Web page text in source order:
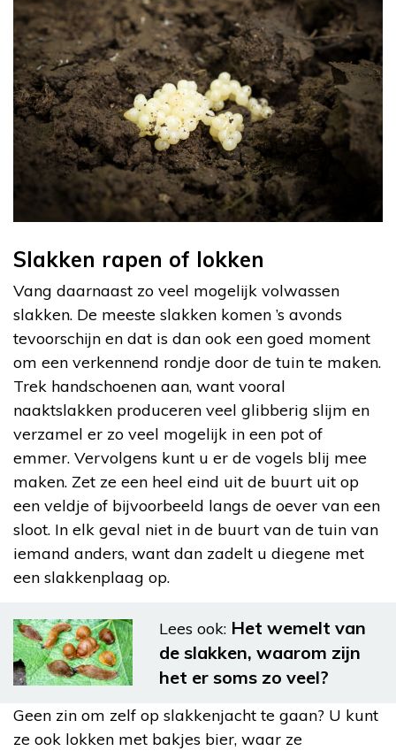
Slakken rapen of lokken
Vang daarnaast zo veel mogelijk volwassen
slakken. De meeste slakken komen ’s avonds
tevoorschijn en dat is dan ook een goed moment
om een verkennend rondje door de tuin te maken.
Trek handschoenen aan, want vooral
naaktslakken produceren veel glibberig slijm en
verzamel er zo veel mogelijk in een pot of
emmer. Vervolgens kunt u er de vogels blij mee
maken. Zet ze een heel eind uit de buurt uit op
een veldje of bijvoorbeeld langs de oever van een
sloot. In elk geval niet in de buurt van de tuin van
iemand anders, want dan zadelt u diegene met
een slakkenplaag op.
Lees ook: Het wemelt van
de slakken, waarom zijn
het er soms zo veel?
Geen zin om zelf op slakkenjacht te gaan? U kunt
ze ook lokken met bakjes bier, waar ze